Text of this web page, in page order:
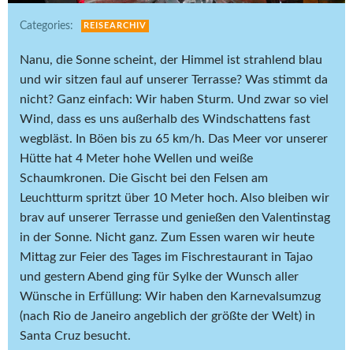
Categories: REISEARCHIV
Nanu, die Sonne scheint, der Himmel ist strahlend blau
und wir sitzen faul auf unserer Terrasse? Was stimmt da
nicht? Ganz einfach: Wir haben Sturm. Und zwar so viel
Wind, dass es uns außerhalb des Windschattens fast
wegbläst. In Böen bis zu 65 km/h. Das Meer vor unserer
Hütte hat 4 Meter hohe Wellen und weiße
Schaumkronen. Die Gischt bei den Felsen am
Leuchtturm spritzt über 10 Meter hoch. Also bleiben wir
brav auf unserer Terrasse und genießen den Valentinstag
in der Sonne. Nicht ganz. Zum Essen waren wir heute
Mittag zur Feier des Tages im Fischrestaurant in Tajao
und gestern Abend ging für Sylke der Wunsch aller
Wünsche in Erfüllung: Wir haben den Karnevalsumzug
(nach Rio de Janeiro angeblich der größte der Welt) in
Santa Cruz besucht.